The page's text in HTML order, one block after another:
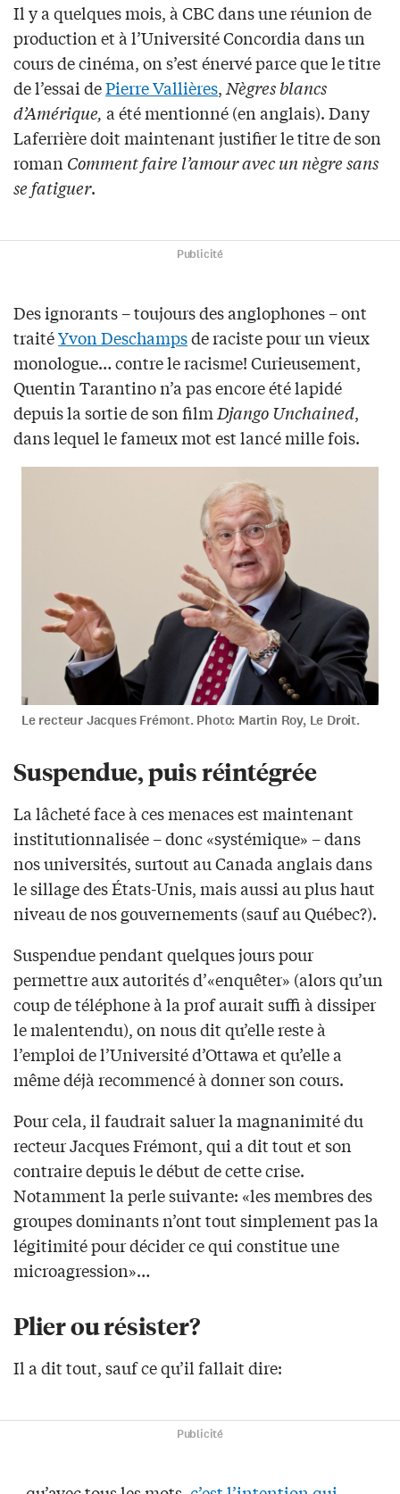
Il y a quelques mois, à CBC dans une réunion de
production et à l’Université Concordia dans un
cours de cinéma, on s’est énervé parce que le titre
de l’essai dePierre Vallières,Nègres blancs
d’Amérique, a été mentionné (en anglais). Dany
Laferrière doit maintenant justifier le titre de son
romanComment faire l’amour avec un nègre sans
se fatiguer.
Publicité
Des ignorants – toujours des anglophones – ont
traitéYvon Deschampsde raciste pour un vieux
monologue… contre le racisme! Curieusement,
Quentin Tarantino n’a pas encore été lapidé
depuis la sortie de son filmDjango Unchained,
dans lequel le fameux mot est lancé mille fois.
Le recteur Jacques Frémont. Photo: Martin Roy, Le Droit.
Suspendue, puis réintégrée
La lâcheté face à ces menaces est maintenant
institutionnalisée – donc «systémique» – dans
nos universités, surtout au Canada anglais dans
le sillage des États-Unis, mais aussi au plus haut
niveau de nos gouvernements (sauf au Québec?).
Suspendue pendant quelques jours pour
permettre aux autorités d’«enquêter» (alors qu’un
coup de téléphone à la prof aurait suffi à dissiper
le malentendu), on nous dit qu’elle reste à
l’emploi de l’Université d’Ottawa et qu’elle a
même déjà recommencé à donner son cours.
Pour cela, il faudrait saluer la magnanimité du
recteur Jacques Frémont, qui a dit tout et son
contraire depuis le début de cette crise.
Notamment la perle suivante: «les membres des
groupes dominants n’ont tout simplement pas la
légitimité pour décider ce qui constitue une
microagression»…
Plier ou résister?
Il a dit tout, sauf ce qu’il fallait dire:
Publicité